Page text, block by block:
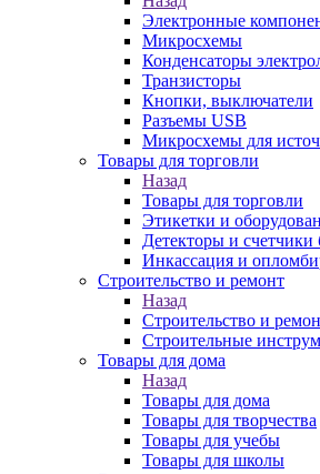
Электронные
Микросхемы
Конденсаторы
Транзисторы
Кнопки, выключатели
Разъемы USB
Микросхемы для
Товары для торговли
Назад
Товары для торговли
Этикетки и
Детекторы и счетчики
Инкассация и
Строительство и ремонт
Назад
Строительство и
Строительные
Товары для дома
Назад
Товары для дома
Товары для творчества
Товары для учебы
Товары для школы